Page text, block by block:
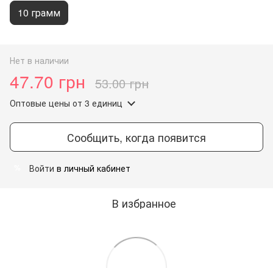
10 грамм
Нет в наличии
47.70 грн 53.00 грн
Оптовые цены от 3 единиц
Сообщить, когда появится
Войти в личный кабинет
В избранное